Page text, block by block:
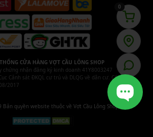
CỬA HÀNG VỢT CẦU LÔNG SHOP
chứng nhận đăng ký kinh doanh 41Y8003247
Cảnh sát ĐKQL cư trú và DLQG về dân cư. Cấp ngày
2017
quyền website thuộc về Vợt Cầu Lông Shop.
0